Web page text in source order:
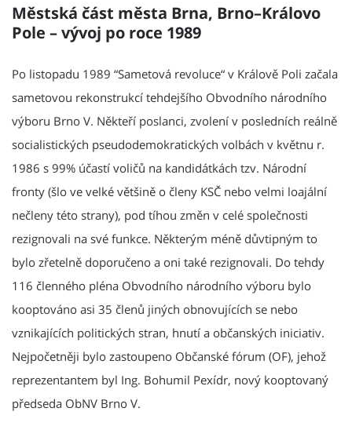
Městská část města Brna, Brno–Královo
Pole – vývoj po roce 1989
Po listopadu 1989 “Sametová revoluce“ v Králově Poli začala
sametovou rekonstrukcí tehdejšího Obvodního národního
výboru Brno V. Někteří poslanci, zvolení v posledních reálně
socialistických pseudodemokratických volbách v květnu r.
1986 s 99% účastí voličů na kandidátkách tzv. Národní
fronty (šlo ve velké většině o členy KSČ nebo velmi loajální
nečleny této strany), pod tíhou změn v celé společnosti
rezignovali na své funkce. Některým méně důvtipným to
bylo zřetelně doporučeno a oni také rezignovali. Do tehdy
116 členného pléna Obvodního národního výboru bylo
kooptováno asi 35 členů jiných obnovujících se nebo
vznikajících politických stran, hnutí a občanských iniciativ.
Nejpočetněji bylo zastoupeno Občanské fórum (OF), jehož
reprezentantem byl Ing. Bohumil Pexídr, nový kooptovaný
předseda ObNV Brno V.